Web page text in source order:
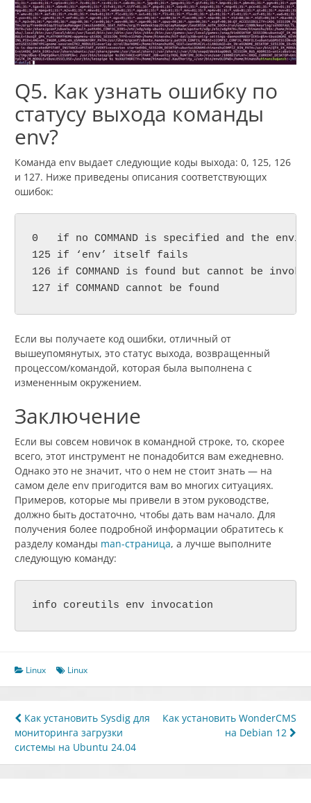
Q5. Как узнать ошибку по
статусу выхода команды
env?
Команда env выдает следующие коды выхода: 0, 125, 126
и 127. Ниже приведены описания соответствующих
ошибок:
0   if no COMMAND is specified and the
125 if ‘env’ itself fails
126 if COMMAND is found but cannot be
127 if COMMAND cannot be found
Если вы получаете код ошибки, отличный от
вышеупомянутых, это статус выхода, возвращенный
процессом/командой, которая была выполнена с
измененным окружением.
Заключение
Если вы совсем новичок в командной строке, то, скорее
всего, этот инструмент не понадобится вам ежедневно.
Однако это не значит, что о нем не стоит знать — на
самом деле env пригодится вам во многих ситуациях.
Примеров, которые мы привели в этом руководстве,
должно быть достаточно, чтобы дать вам начало. Для
получения более подробной информации обратитесь к
разделу команды man-страница, а лучше выполните
следующую команду:
info coreutils env invocation
Linux Linux
Навигация
по
записям
Как установить Sysdig для
мониторинга загрузки
системы на Ubuntu 24.04
Как установить WonderCMS
на Debian 12